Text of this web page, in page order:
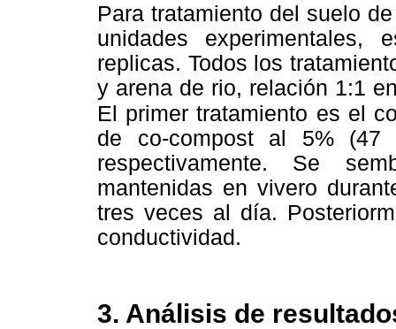
Para tratamiento del suelo
unidades
replicas. Todos los
y arena de rio, relación 1:1
El primer tratamiento es el
de co-compost al 5%
respectivamente. Se
mantenidas en vivero
tres veces al día.
conductividad.
3. Análisis de